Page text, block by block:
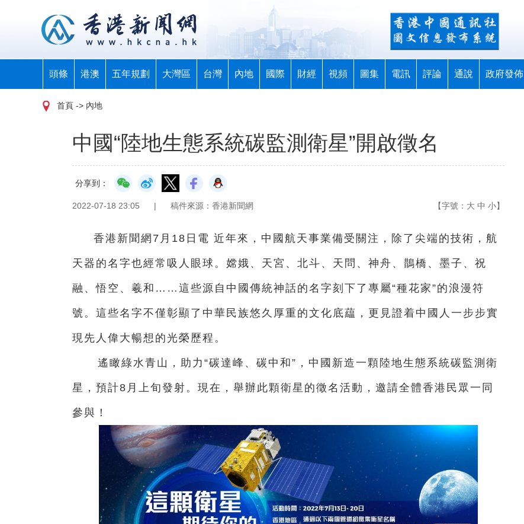
頭條 港澳 五年規劃 大灣區 台灣 內地 國際 財經 視頻 圖集 電訊 評論 通說 政府發佈
首頁 -> 內地
中國“陸地生態系統碳監測衛星”開啟徵名
分享到：
2022-07-18 23:05 | 稿件來源：香港新聞網 【字號： 大 中 小】
香港新聞網7月18日電 近年來，中國航天事業備受關注，除了尖端的技術，航
天器的名字也經常吸人眼球。嫦娥、天宮、北斗、天問、神舟、鵲橋、墨子、祝
融、悟空、羲和……這些源自中國傳統神話的名字刻下了專屬“種花家”的浪漫符
號。這些名字不僅彰顯了中華民族悠久厚重的文化底藴，更見證着中國人一步步實
現先人偉大暢想的光榮歷程。
遙瞰綠水青山，助力“碳達峰、碳中和”，中國新造一顆陸地生態系統碳監測衛
星，預計8月上旬發射。現在，舉辦此顆衛星的徵名活動，邀請全體香港民眾一同
參與！